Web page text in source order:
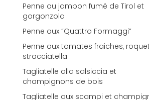
Penne au jambon fumé de Tirol et
gorgonzola
Penne aux “Quattro Formaggi”
Penne aux tomates fraiches,
stracciatella
Tagliatelle alla salsiccia et
champignons de bois
Tagliatelle aux scampi et